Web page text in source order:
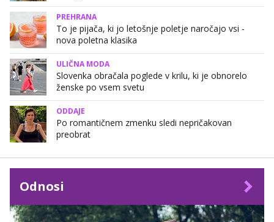
PREHRANA
To je pijača, ki jo letošnje poletje naročajo vsi -
nova poletna klasika
ULIČNA MODA
Slovenka obračala poglede v krilu, ki je obnorelo
ženske po vsem svetu
ODDAJE
Po romantičnem zmenku sledi nepričakovan
preobrat
Odnosi